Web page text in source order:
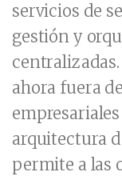
servicios de
gestión y
ahora fuera
arquitectura
permite a las